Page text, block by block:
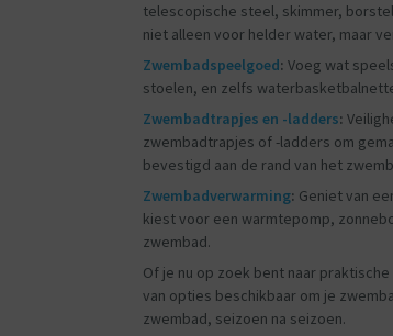
telescopische steel, skimmer,
niet alleen voor helder water, maar
Zwembadspeelgoed: Voeg wat
stoelen, en zelfs
Zwembadtrapjes en -ladders:
zwembadtrapjes of -ladders om
bevestigd aan de rand van het
Zwembadverwarming: Geniet van
kiest voor een warmtepomp,
zwembad.
Of je nu op zoek bent naar
van opties beschikbaar om je
zwembad, seizoen na seizoen.